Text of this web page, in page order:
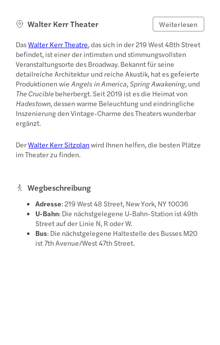
Walter Kerr Theater Weiterlesen
DasWalter Kerr Theatre, das sich in der 219 West 48th Street
befindet, ist einer der intimsten und stimmungsvollsten
Veranstaltungsorte des Broadway. Bekannt für seine
detailreiche Architektur und reiche Akustik, hat es gefeierte
Produktionen wieAngels in America,Spring Awakening, und
The Cruciblebeherbergt. Seit 2019 ist es die Heimat von
Hadestown, dessen warme Beleuchtung und eindringliche
Inszenierung den Vintage-Charme des Theaters wunderbar
ergänzt.
DerWalter Kerr Sitzplan wird Ihnen helfen, die besten Plätze
im Theater zu finden.
Wegbeschreibung
Adresse: 219 West 48 Street, New York, NY 10036
U-Bahn: Die nächstgelegene U-Bahn-Station ist 49th
Street auf der Linie N, R oder W.
Bus: Die nächstgelegene Haltestelle des Busses M20
ist 7th Avenue/West 47th Street.